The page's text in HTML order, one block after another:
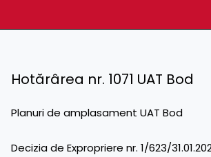
Hotărârea nr. 1071 UAT Bod
Planuri de amplasament UAT Bod
Decizia de Expropriere nr. 1/623/